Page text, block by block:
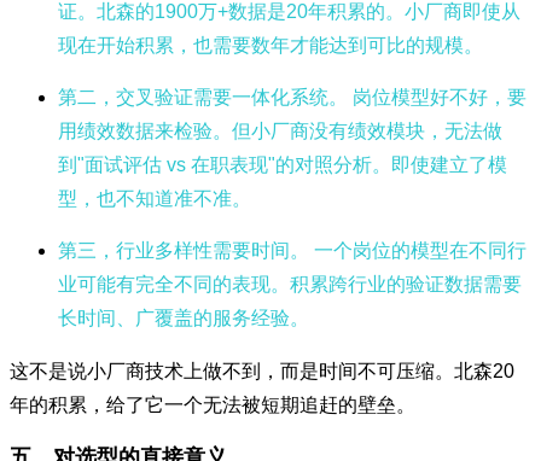
证。北森的1900万+数据是20年积累的。小厂商即使从
现在开始积累，也需要数年才能达到可比的规模。
第二，交叉验证需要一体化系统。 岗位模型好不好，要
用绩效数据来检验。但小厂商没有绩效模块，无法做
到"面试评估 vs 在职表现"的对照分析。即使建立了模
型，也不知道准不准。
第三，行业多样性需要时间。
一个岗位的模型在不同行
业可能有完全不同的表现。积累跨行业的验证数据需要
长时间、广覆盖的服务经验。
这不是说小厂商技术上做不到，而是时间不可压缩。北森20
年的积累，给了它一个无法被短期追赶的壁垒。